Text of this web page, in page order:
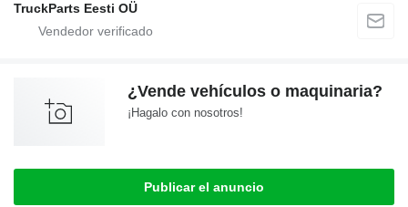
TruckParts Eesti OÜ
¿Vende vehículos o maquinaria?
¡Hagalo con nosotros!
Publicar el anuncio